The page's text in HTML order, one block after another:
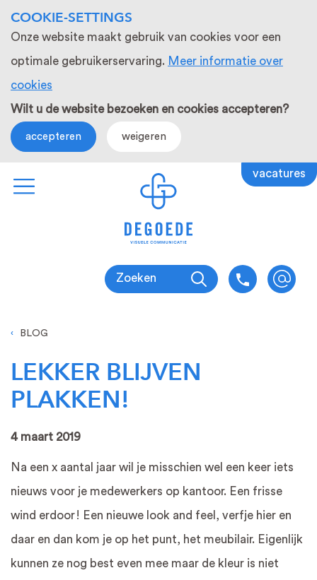
COOKIE-SETTINGS
Onze website maakt gebruik van cookies voor een
optimale gebruikerservaring. Meer informatie over
cookies
Wilt u de website bezoeken en cookies accepteren?
accepteren weigeren
vacatures
Zoeken
BLOG
LEKKER BLIJVEN
PLAKKEN!
4 maart 2019
Na een x aantal jaar wil je misschien wel een keer iets
nieuws voor je medewerkers op kantoor. Een frisse
wind erdoor! Een nieuwe look and feel, verfje hier en
daar en dan kom je op het punt, het meubilair. Eigenlijk
kunnen ze nog best even mee maar de kleur is niet